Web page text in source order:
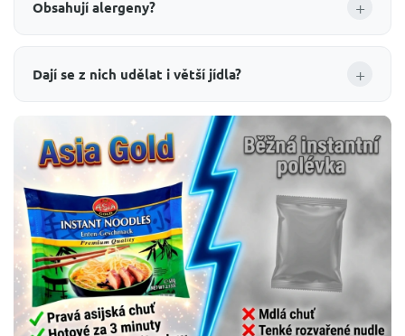
Obsahují alergeny? +
Dají se z nich udělat i větší jídla? +